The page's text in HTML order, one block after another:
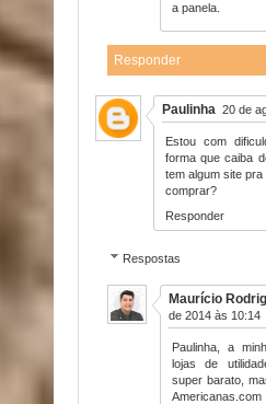
a panela.
Responder
Paulinha 20 de
Estou com
forma que caiba
tem algum site
comprar?
Responder
Respostas
Maurício
de 2014 às 10:14
Paulinha, a
lojas de
super barato,